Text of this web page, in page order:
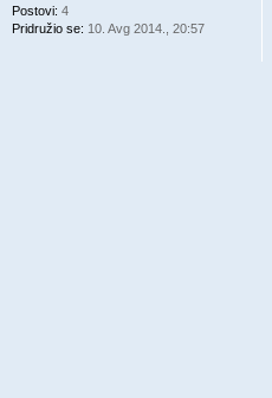
Postovi: 4
Pridružio se: 10. Avg 2014., 20:57